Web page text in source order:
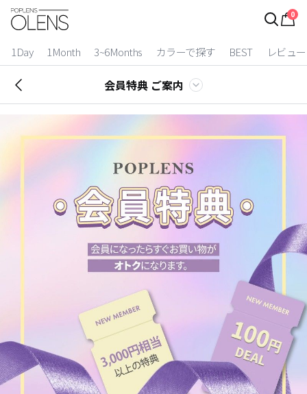
0
1Day 1Month 3~6Months カラーで探す BEST レビュー
ログイン
カラコン比較
今月限定特典
ベスト
装着期間
2 Weeks
3~6 Months
よりどりキット
チョコ
グレー
ブラック
ヘーゼル
グリーン
会員特典 ご案内